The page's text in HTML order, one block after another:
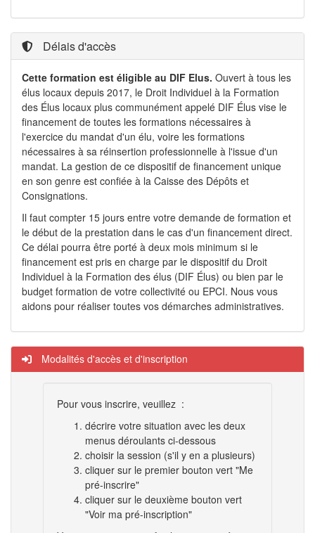
Délais d'accès
Cette formation est éligible au DIF Elus. Ouvert à tous les
élus locaux depuis 2017, le Droit Individuel à la Formation
des Élus locaux plus communément appelé DIF Élus vise le
financement de toutes les formations nécessaires à
l'exercice du mandat d'un élu, voire les formations
nécessaires à sa réinsertion professionnelle à l'issue d'un
mandat. La gestion de ce dispositif de financement unique
en son genre est confiée à la Caisse des Dépôts et
Consignations.
Il faut compter 15 jours entre votre demande de formation et
le début de la prestation dans le cas d'un financement direct.
Ce délai pourra être porté à deux mois minimum si le
financement est pris en charge par le dispositif du Droit
Individuel à la Formation des élus (DIF Élus) ou bien par le
budget formation de votre collectivité ou EPCI. Nous vous
aidons pour réaliser toutes vos démarches administratives.
Modalités d'accès et d'inscription
Pour vous inscrire, veuillez :
décrire votre situation avec les deux
menus déroulants ci-dessous
choisir la session (s'il y en a plusieurs)
cliquer sur le premier bouton vert "Me
pré-inscrire"
cliquer sur le deuxième bouton vert
"Voir ma pré-inscription"